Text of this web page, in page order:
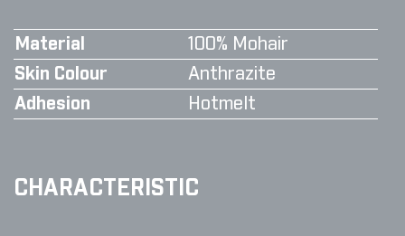
Material
100% Mohair
Skin Colour
Anthrazite
Adhesion
Hotmelt
CHARACTERISTIC